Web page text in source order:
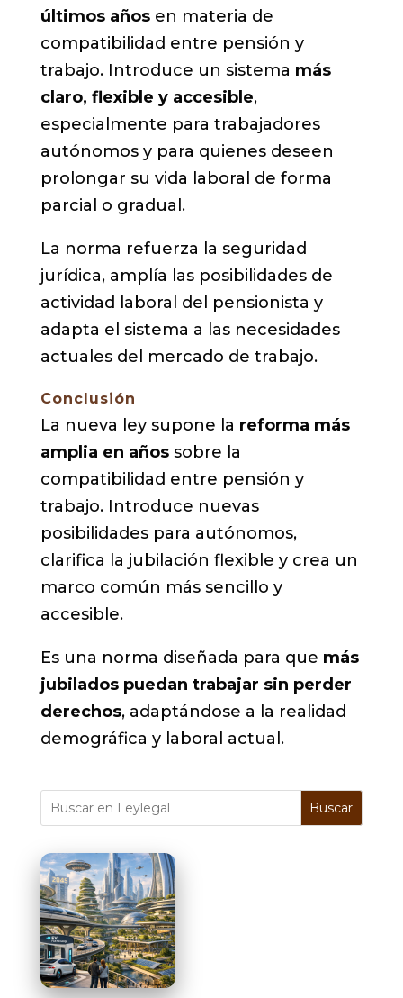
últimos añosen materia de
compatibilidad entre pensión y
trabajo. Introduce un sistema más
claro, flexible y accesible,
especialmente para trabajadores
autónomos y para quienes deseen
prolongar su vida laboral de forma
parcial o gradual.
La norma refuerza la seguridad
jurídica, amplía las posibilidades de
actividad laboral del pensionista y
adapta el sistema a las necesidades
actuales del mercado de trabajo.
Conclusión
La nueva ley supone la reforma más
amplia en añossobre la
compatibilidad entre pensión y
trabajo. Introduce nuevas
posibilidades para autónomos,
clarifica la jubilación flexible y crea un
marco común más sencillo y
accesible.
Es una norma diseñada para que más
jubilados puedan trabajar sin perder
derechos, adaptándose a la realidad
demográfica y laboral actual.
Buscar